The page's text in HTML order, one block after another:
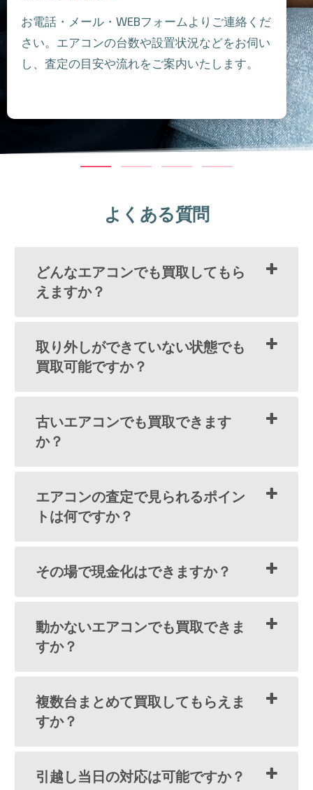
お電話・メール・WEBフォームよりご連絡くだ
さい。エアコンの台数や設置状況などをお伺い
し、査定の目安や流れをご案内いたします。
よくある質問
どんなエアコンでも買取してもら
えますか？
取り外しができていない状態でも
買取可能ですか？
古いエアコンでも買取できます
か？
エアコンの査定で見られるポイン
トは何ですか？
その場で現金化はできますか？
動かないエアコンでも買取できま
すか？
複数台まとめて買取してもらえま
すか？
引越し当日の対応は可能ですか？